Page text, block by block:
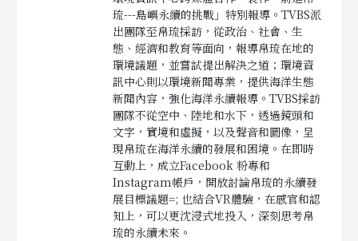
琉---島嶼永續的挑戰」特別報導。TVBS派
出團隊至帛琉採訪，從政治、社會、生
態、經濟和教育等面向，報導帛琉在地的
環境議題，並嘗試提出解決之道；環境資
訊中心則以環境新聞專業，提供海洋生態
新聞內容，強化海洋永續報導。TVBS採訪
團隊不從空中、陸地和水下，透過鏡頭和
文字，實境和虛擬，以及聲音和圖像，呈
現帛琉在海洋永續的發展和困境。在即時
互動上，成立Facebook 粉專和
Instagram帳戶，開放討論帛琉的永續發
展目標議題=; 也結合VR體驗，在感官和認
知上，可以更沈浸式地投入，深刻思考帛
琉的永續未來。